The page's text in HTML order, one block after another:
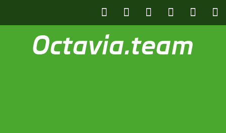
Octavia.team